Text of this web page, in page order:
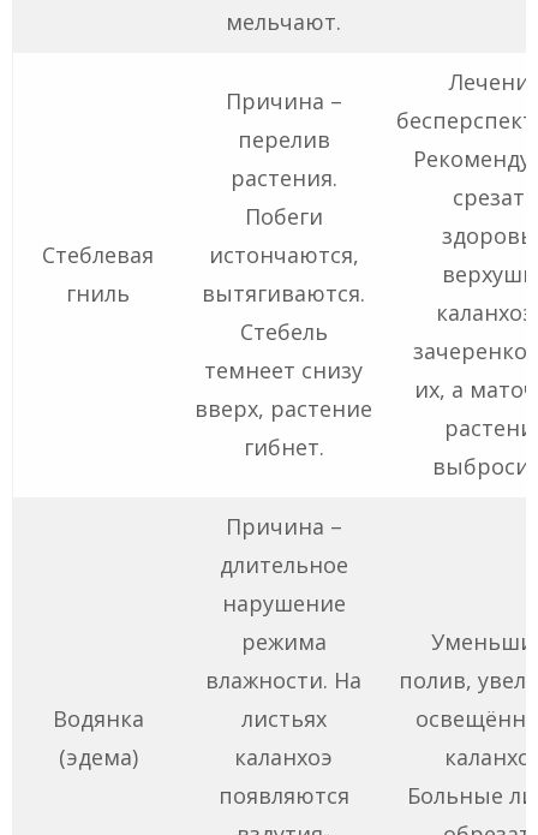
мельчают.
Стеблевая
гниль
Причина –
перелив
растения.
Побеги
истончаются,
вытягиваются.
Стебель
темнеет снизу
вверх, растение
гибнет.
срезать
их, а
Водянка
(эдема)
Причина –
длительное
нарушение
режима
влажности. На
листьях
каланхоэ
появляются
полив,
Больные